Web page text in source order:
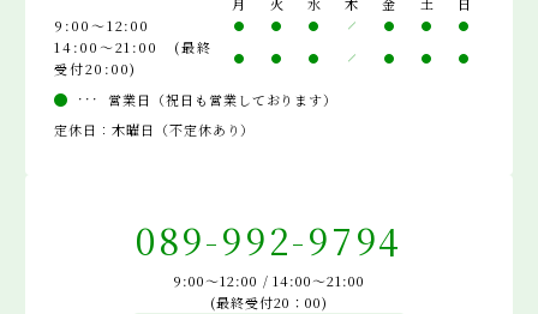
月 火 水 木 金 土
日
9:00～12:00
14:00～21:00 (最終
受付20:00)
営業日（祝日も営業しております）
定休日：木曜日（不定休あり）
089-992-9794
9:00～12:00 / 14:00～21:00
(最終受付20：00)